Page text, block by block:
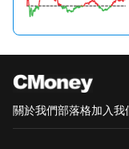
測利率上升。納斯
0.11%。 今日情緒 中性
的 今日報價 股票走勢
更高 Cytomed 治
關於我們部落格加入我